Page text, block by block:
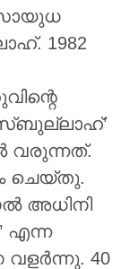
സായുധ
1982
വരുന്നത്.
ചെയ്തു.
അധിനി
എന്ന
വളർന്നു. 40